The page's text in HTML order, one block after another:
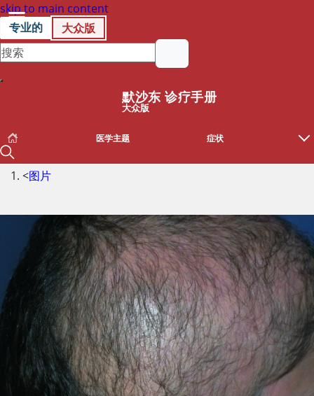
skip to main content
专业的
大众版
默沙东 诊疗手册
大众版
医学主题 症状
<图片